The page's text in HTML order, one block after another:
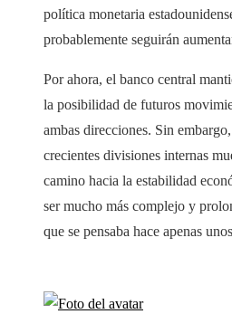
política monetaria
probablemente seguirán
Por ahora, el banco central
la posibilidad de futuros
ambas direcciones. Sin
crecientes divisiones internas
camino hacia la estabilidad
ser mucho más complejo y
que se pensaba hace apenas